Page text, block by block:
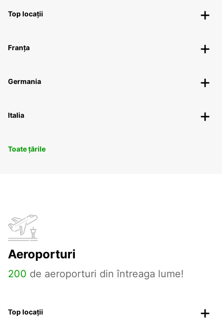
Top locații
Franța
Germania
Italia
Toate țările
Aeroporturi
200 de aeroporturi din întreaga lume!
Top locații